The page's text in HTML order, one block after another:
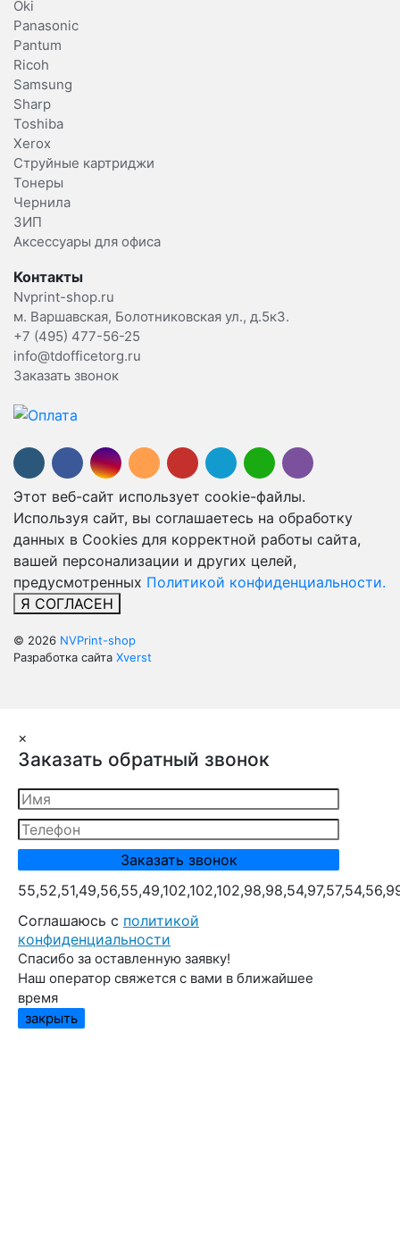
Oki
Panasonic
Pantum
Ricoh
Samsung
Sharp
Toshiba
Xerox
Струйные картриджи
Тонеры
Чернила
ЗИП
Аксессуары для офиса
Контакты
Nvprint-shop.ru
м. Варшавская, Болотниковская ул., д.5к3.
+7 (495) 477-56-25
info@tdofficetorg.ru
Заказать звонок
Этот веб-сайт использует cookie-файлы.
Используя сайт, вы соглашаетесь на обработку
данных в Cookies для корректной работы сайта,
вашей персонализации и других целей,
предусмотренных Политикой конфиденциальности.
Я СОГЛАСЕН
© 2026 NVPrint-shop
Разработка сайта Xverst
×
Заказать обратный звонок
Cоглашаюсь с политикой
конфиденциальности
Спасибо за оставленную заявку!
Наш оператор свяжется с вами в ближайшее
время
закрыть